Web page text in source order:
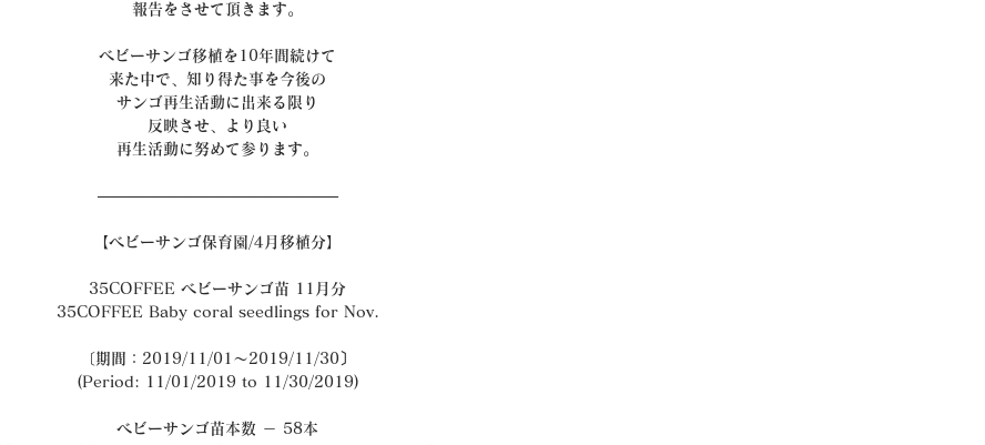
報告をさせて頂きます。
ベビーサンゴ移植を10年間続けて
来た中で、知り得た事を今後の
サンゴ再生活動に出来る限り
反映させ、より良い
再生活動に努めて参ります。
———————————————–
【ベビーサンゴ保育園/4月移植分】
35COFFEE ベビーサンゴ苗 11月分
35COFFEE Baby coral seedlings for Nov.
〔期間：2019/11/01～2019/11/30〕
(Period: 11/01/2019 to 11/30/2019)
ベビーサンゴ苗本数 － 58本